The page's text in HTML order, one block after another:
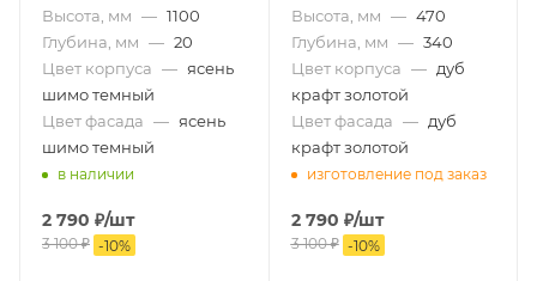
Высота, мм — 1100
Глубина, мм — 20
Цвет корпуса — ясень
шимо темный
Цвет фасада — ясень
шимо темный
в наличии
2 790 ₽/шт
3 100₽ -10%
Высота, мм — 470
Глубина, мм — 340
Цвет корпуса — дуб
крафт золотой
Цвет фасада — дуб
крафт золотой
изготовление под заказ
2 790 ₽/шт
3 100₽ -10%